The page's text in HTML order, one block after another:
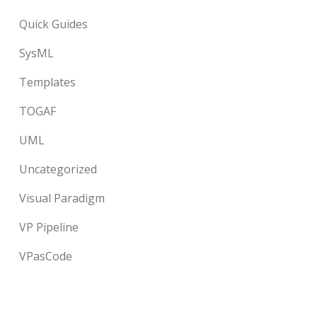
Quick Guides
SysML
Templates
TOGAF
UML
Uncategorized
Visual Paradigm
VP Pipeline
VPasCode